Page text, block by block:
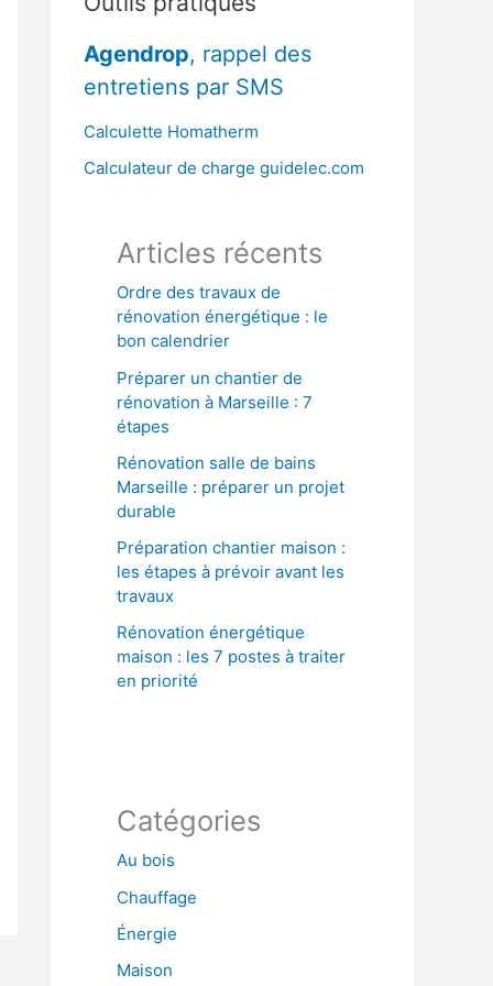
c
h
e
r
Agendrop, rappel des
entretiens par SMS
Calculette Homatherm
Calculateur de charge guidelec.com
Articles récents
Ordre des travaux de
rénovation énergétique : le
bon calendrier
Préparer un chantier de
rénovation à Marseille : 7
étapes
Rénovation salle de bains
Marseille : préparer un projet
durable
Préparation chantier maison :
les étapes à prévoir avant les
travaux
Rénovation énergétique
maison : les 7 postes à traiter
en priorité
Catégories
Au bois
Chauffage
Énergie
Maison